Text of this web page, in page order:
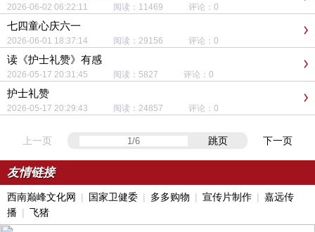
2026-06-02 06:22:11 阅读：11469 评论：0
七四童心庆六一
2026-06-01 18:37:14 阅读：29156 评论：0
读《护士礼赞》有感
2026-05-17 20:31:45 阅读：5827 评论：0
护士礼赞
2026-05-17 20:29:43 阅读：24857 评论：0
上一页 跳页 下一页
友情链接
西南巅峰文化网 | 国家卫健委 | 多多购物 | 宣传片制作 | 嘉远传
播 | 飞猪